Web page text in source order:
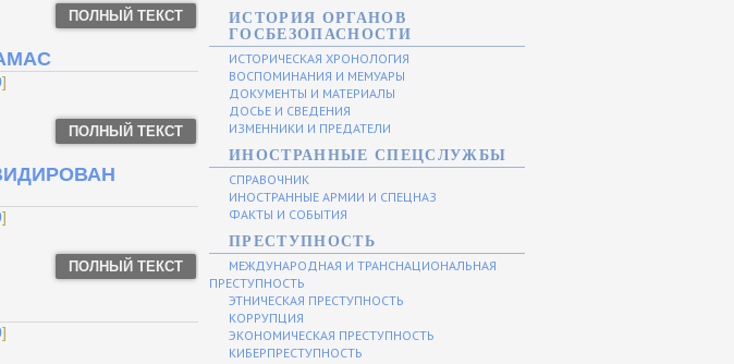
ПОЛНЫЙ ТЕКСТ
]
ПОЛНЫЙ ТЕКСТ
]
ПОЛНЫЙ ТЕКСТ
]
ИСТОРИЯ ОРГАНОВ
ГОСБЕЗОПАСНОСТИ
ИСТОРИЧЕСКАЯ ХРОНОЛОГИЯ
ВОСПОМИНАНИЯ И МЕМУАРЫ
ДОКУМЕНТЫ И МАТЕРИАЛЫ
ДОСЬЕ И СВЕДЕНИЯ
ИЗМЕННИКИ И ПРЕДАТЕЛИ
ИНОСТРАННЫЕ СПЕЦСЛУЖБЫ
СПРАВОЧНИК
ИНОСТРАННЫЕ АРМИИ И СПЕЦНАЗ
ФАКТЫ И СОБЫТИЯ
ПРЕСТУПНОСТЬ
МЕЖДУНАРОДНАЯ И ТРАНСНАЦИОНАЛЬНАЯ
ПРЕСТУПНОСТЬ
ЭТНИЧЕСКАЯ ПРЕСТУПНОСТЬ
КОРРУПЦИЯ
ЭКОНОМИЧЕСКАЯ ПРЕСТУПНОСТЬ
КИБЕРПРЕСТУПНОСТЬ